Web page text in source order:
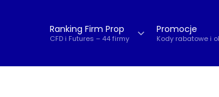
Ranking Firm Prop
CFD i Futures – 44 firmy
Promocje
Kody rabatowe i